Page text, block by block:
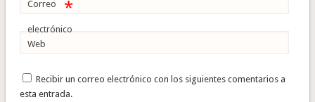
Correo
electrónico
*
Web
Recibir un correo electrónico con los siguientes comentarios a
esta entrada.